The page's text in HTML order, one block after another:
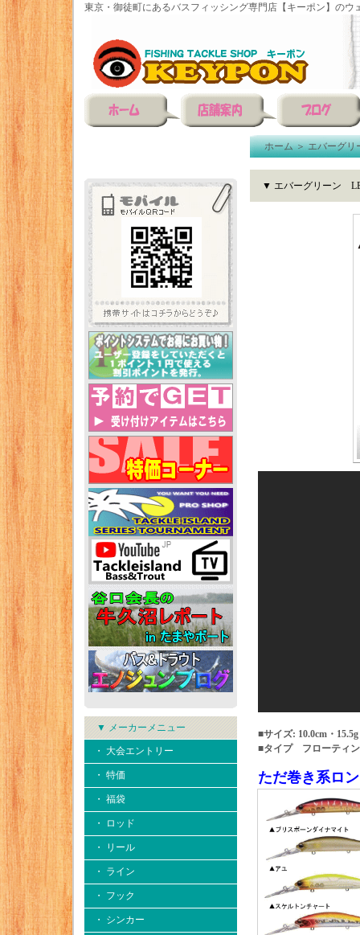
東京・御徒町にあるバスフィッシング専門店【キーポン】のウ
▼ メーカーメニュー
・ 大会エントリー
・ 特価
・ 福袋
・ ロッド
・ リール
・ ライン
・ フック
・ シンカー
ホーム＞エバーグリ
▼ エバーグリーン
■サイズ: 10.0cm・15.5g
■タイプ フローティ
ただ巻き系ロ